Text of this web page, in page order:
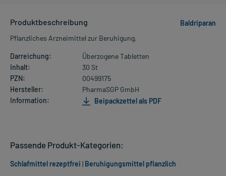
Produktbeschreibung
Baldriparan
Pflanzliches Arzneimittel zur Beruhigung.
Darreichung:
Überzogene Tabletten
Inhalt:
30 St
PZN:
00499175
Hersteller:
PharmaSGP GmbH
Information:
Beipackzettel als PDF
Passende Produkt-Kategorien:
Schlafmittel rezeptfrei | Beruhigungsmittel pflanzlich